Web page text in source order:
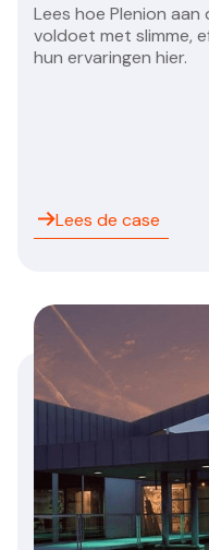
Lees hoe Plenion
voldoet met slimme,
hun ervaringen hier.
Lees de case